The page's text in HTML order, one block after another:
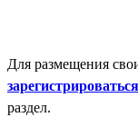
Для размещения
зарегистрироваться
раздел.